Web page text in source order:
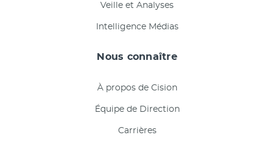
Veille et Analyses
Intelligence Médias
Nous connaître
À propos de Cision
Équipe de Direction
Carrières